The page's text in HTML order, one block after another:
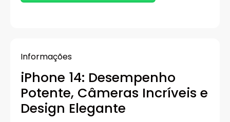
Informações
iPhone 14: Desempenho
Potente, Câmeras Incríveis e
Design Elegante